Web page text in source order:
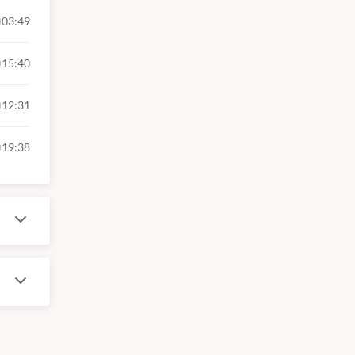
a ter
03:49
15:40
12:31
19:38